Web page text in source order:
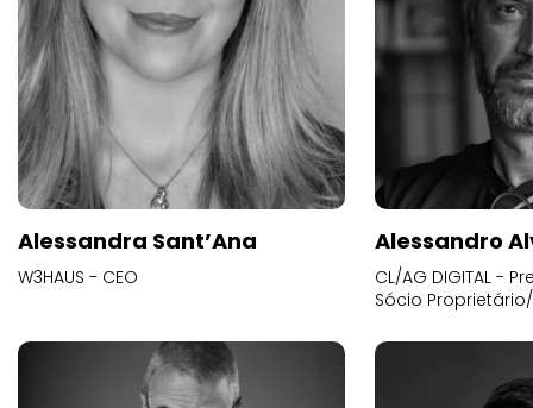
Alessandra Sant’Ana
W3HAUS - CEO
Alessandro
CL/AG DIGITAL -
Sócio